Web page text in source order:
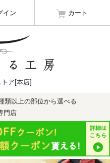
イン カート
ア[本店]
類以上の部位から選べる
門店